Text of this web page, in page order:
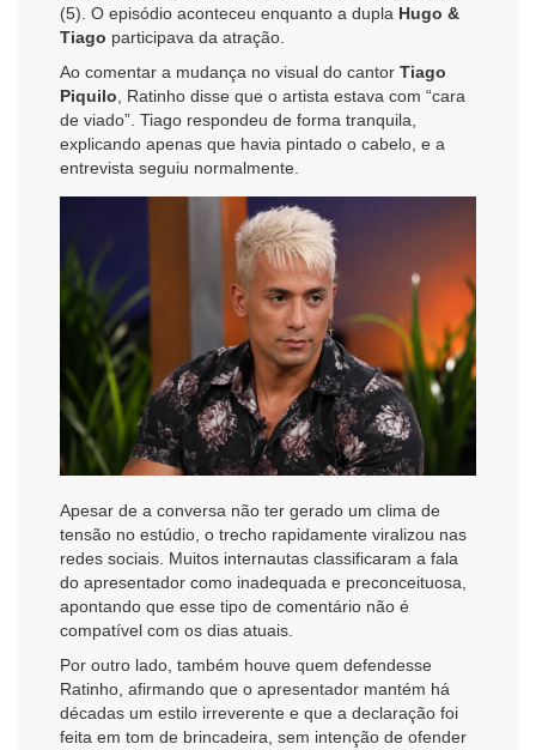
(5). O episódio aconteceu enquanto a dupla Hugo &
Tiago participava da atração.
Ao comentar a mudança no visual do cantor Tiago
Piquilo , Ratinho disse que o artista estava com “cara
de viado”. Tiago respondeu de forma tranquila,
explicando apenas que havia pintado o cabelo, e a
entrevista seguiu normalmente.
Apesar de a conversa não ter gerado um clima de
tensão no estúdio, o trecho rapidamente viralizou nas
redes sociais. Muitos internautas classificaram a fala
do apresentador como inadequada e preconceituosa,
apontando que esse tipo de comentário não é
compatível com os dias atuais.
Por outro lado, também houve quem defendesse
Ratinho, afirmando que o apresentador mantém há
décadas um estilo irreverente e que a declaração foi
feita em tom de brincadeira, sem intenção de ofender